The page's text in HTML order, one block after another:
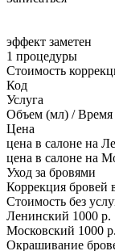
эффект заметен
1 процедуры
Стоимость
Код
Услуга
Объем (мл) / Время
Цена
цена в салоне на
цена в салоне на
Уход за бровями
Коррекция бровей
Стоимость без
Ленинский 1000 р.
Московский 1000 р.
Окрашивание